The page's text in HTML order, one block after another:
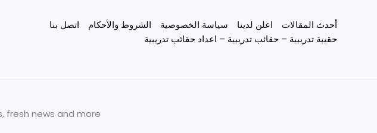
أحدث المقالات اعلن لدينا سياسة الخصوصية الشروط والأحكام
اتصل بنا
حقيبة تدريبية – حقائب تدريبية – اعداد حقائب تدريبية
fresh news and more!